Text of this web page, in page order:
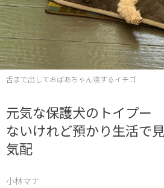
舌まで出しておばあちゃん寝するイチゴ
元気な保護犬のトイプー
ないけれど預かり生活で
気配
小林マナ